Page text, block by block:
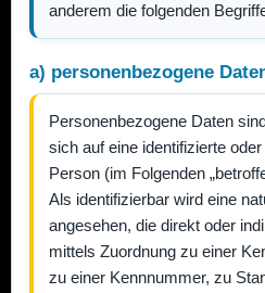
anderem die folgenden
a) personenbezogene
Personenbezogene Daten
sich auf eine identifizierte
Person (im Folgenden
Als identifizierbar wird eine
angesehen, die direkt oder
mittels Zuordnung zu einer
zu einer Kennnummer, zu